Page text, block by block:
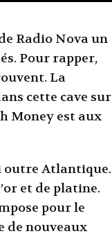
Radio Nova un
Pour rapper,
La
cette cave sur
Money est aux
outre Atlantique.
et de platine.
pour le
de nouveaux